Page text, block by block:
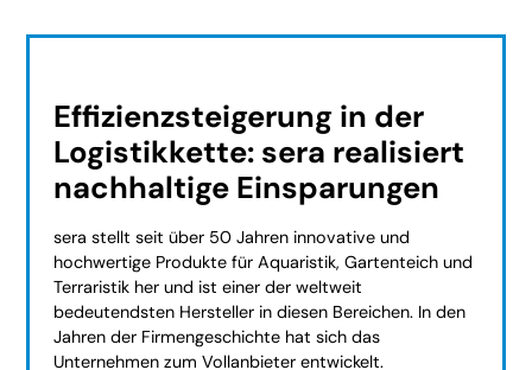
Effizienzsteigerung in der
Logistikkette: sera realisiert
nachhaltige Einsparungen
sera stellt seit über 50 Jahren innovative und
hochwertige Produkte für Aquaristik, Gartenteich und
Terraristik her und ist einer der weltweit
bedeutendsten Hersteller in diesen Bereichen. In den
Jahren der Firmengeschichte hat sich das
Unternehmen zum Vollanbieter entwickelt.